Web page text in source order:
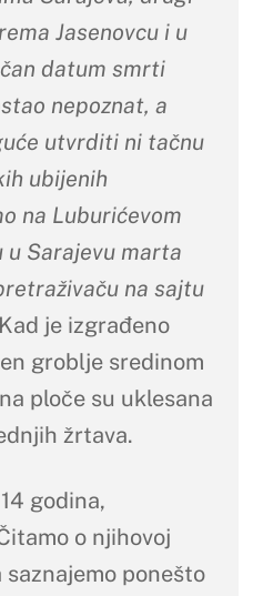
Jasenovcu i u
datum smrti
nepoznat, a
utvrditi ni tačnu
ubijenih
na Luburićevom
Sarajevu marta
na sajtu
Kad je izgrađeno
groblje sredinom
ploče su uklesana
žrtava.
godina,
o njihovoj
saznajemo ponešto